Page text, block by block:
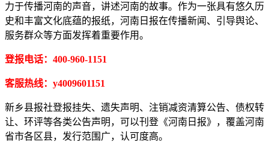
力于传播河南的声音，讲述河南的故事。作为一张具有悠久历
史和丰富文化底蕴的报纸，河南日报在传播新闻、引导舆论、
服务群众等方面发挥着重要作用。
登报电话：400-960-1151
客服热线：y4009601151
新乡县报社登报挂失、遗失声明、注销减资清算公告、债权转
让、环评等各类公告声明，可以刊登《河南日报》，覆盖河南
省市各区县，发行范围广，认可度高。